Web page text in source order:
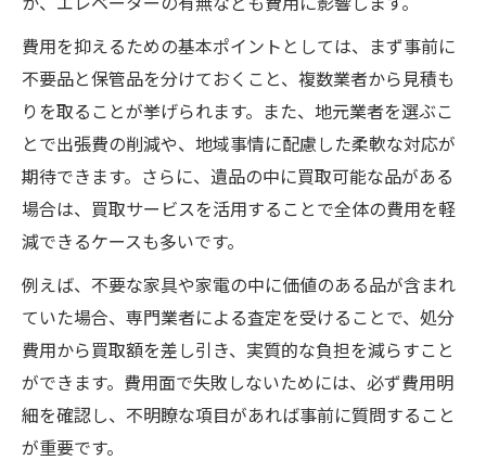
思い出の遺品を買取に活かすポイント
遺品整理で価値ある品を見極めるコツ
買取を通じて大切な遺品を次世代へつなぐ
遺品整理で心の整理を進めるための方法
地元特産品を含む大府市の遺品整理実践例
遺品整理で見つかる地元特産品の扱い方
大府市ならではの特産品を買取に活用する
遺品整理と特産品の価値を最大化する手法
実際の遺品整理で役立つ特産品の仕分け術
地元特産品を遺品整理で生かす方法とは
効率的な片付けで精神的負担を軽減する方法
遺品整理の計画立案で負担を減らす工夫
専門家に依頼することで得られる安心感
費用を抑えるための基本ポイントとしては、まず事前に
不要品と保管品を分けておくこと、複数業者から見積も
りを取ることが挙げられます。また、地元業者を選ぶこ
とで出張費の削減や、地域事情に配慮した柔軟な対応が
期待できます。さらに、遺品の中に買取可能な品がある
場合は、買取サービスを活用することで全体の費用を軽
減できるケースも多いです。
例えば、不要な家具や家電の中に価値のある品が含まれ
ていた場合、専門業者による査定を受けることで、処分
費用から買取額を差し引き、実質的な負担を減らすこと
ができます。費用面で失敗しないためには、必ず費用明
細を確認し、不明瞭な項目があれば事前に質問すること
が重要です。